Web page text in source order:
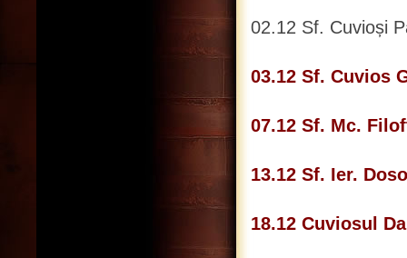
02.12 Sf. Cuvioși
03.12 Sf. Cuvios
07.12 Sf. Mc.
13.12 Sf. Ier.
18.12 Cuviosul